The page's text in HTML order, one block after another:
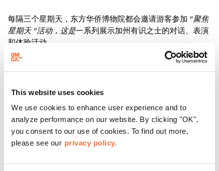
This website uses cookies
We use cookies to enhance user experience and to
analyze performance on our website. By clicking "OK",
you consent to our use of cookies. To find out more,
please see our privacy policy.
每隔三个星期天，东方华侨博物院都会邀请游客参加 "聚焦
星期天 "活动，这是一系列展示加州有识之士的对话、表演
和体验活动。
了解更多